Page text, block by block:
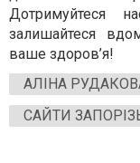
Дотримуйтеся
залишайтеся
ваше здоров’я!
АЛІНА
САЙТИ